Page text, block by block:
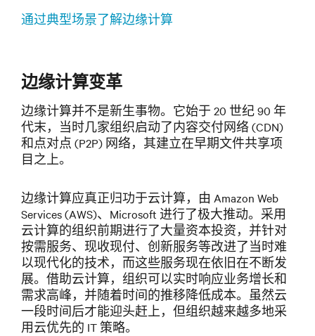
通过典型场景了解边缘计算
边缘计算变革
边缘计算并不是新生事物。它始于 20 世纪 90 年
代末，当时几家组织启动了内容交付网络 (CDN)
和点对点 (P2P) 网络，其建立在早期文件共享项
目之上。
边缘计算应真正归功于云计算，由 Amazon Web
Services (AWS)、Microsoft 进行了极大推动。采用
云计算的组织前期进行了大量资本投资，并针对
按需服务、现收现付、创新服务等改进了当时难
以现代化的技术，而这些服务现在依旧在不断发
展。借助云计算，组织可以实时响应业务增长和
需求高峰，并随着时间的推移降低成本。虽然云
一段时间后才能迎头赶上，但组织越来越多地采
用云优先的 IT 策略。